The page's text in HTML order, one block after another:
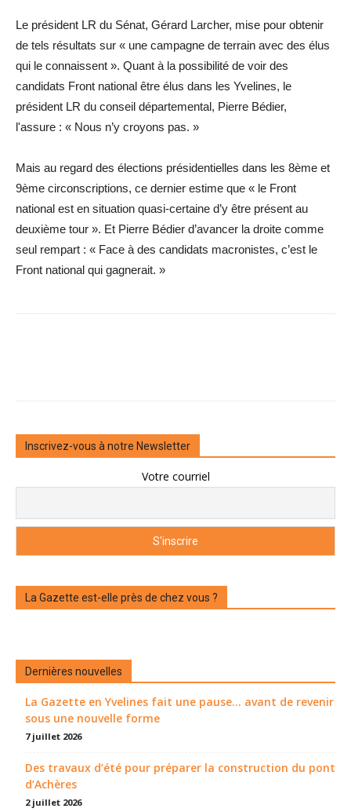
Le président LR du Sénat, Gérard Larcher, mise pour obtenir
de tels résultats sur « une campagne de terrain avec des élus
qui le connaissent ». Quant à la possibilité de voir des
candidats Front national être élus dans les Yvelines, le
président LR du conseil départemental, Pierre Bédier,
l'assure : « Nous n’y croyons pas. »
Mais au regard des élections présidentielles dans les 8ème et
9ème circonscriptions, ce dernier estime que « le Front
national est en situation quasi-certaine d’y être présent au
deuxième tour ». Et Pierre Bédier d’avancer la droite comme
seul rempart : « Face à des candidats macronistes, c’est le
Front national qui gagnerait. »
Inscrivez-vous à notre Newsletter
Votre courriel
La Gazette est-elle près de chez vous ?
Dernières nouvelles
La Gazette en Yvelines fait une pause... avant de revenir
sous une nouvelle forme
7 juillet 2026
Des travaux d’été pour préparer la construction du pont
d’Achères
2 juillet 2026